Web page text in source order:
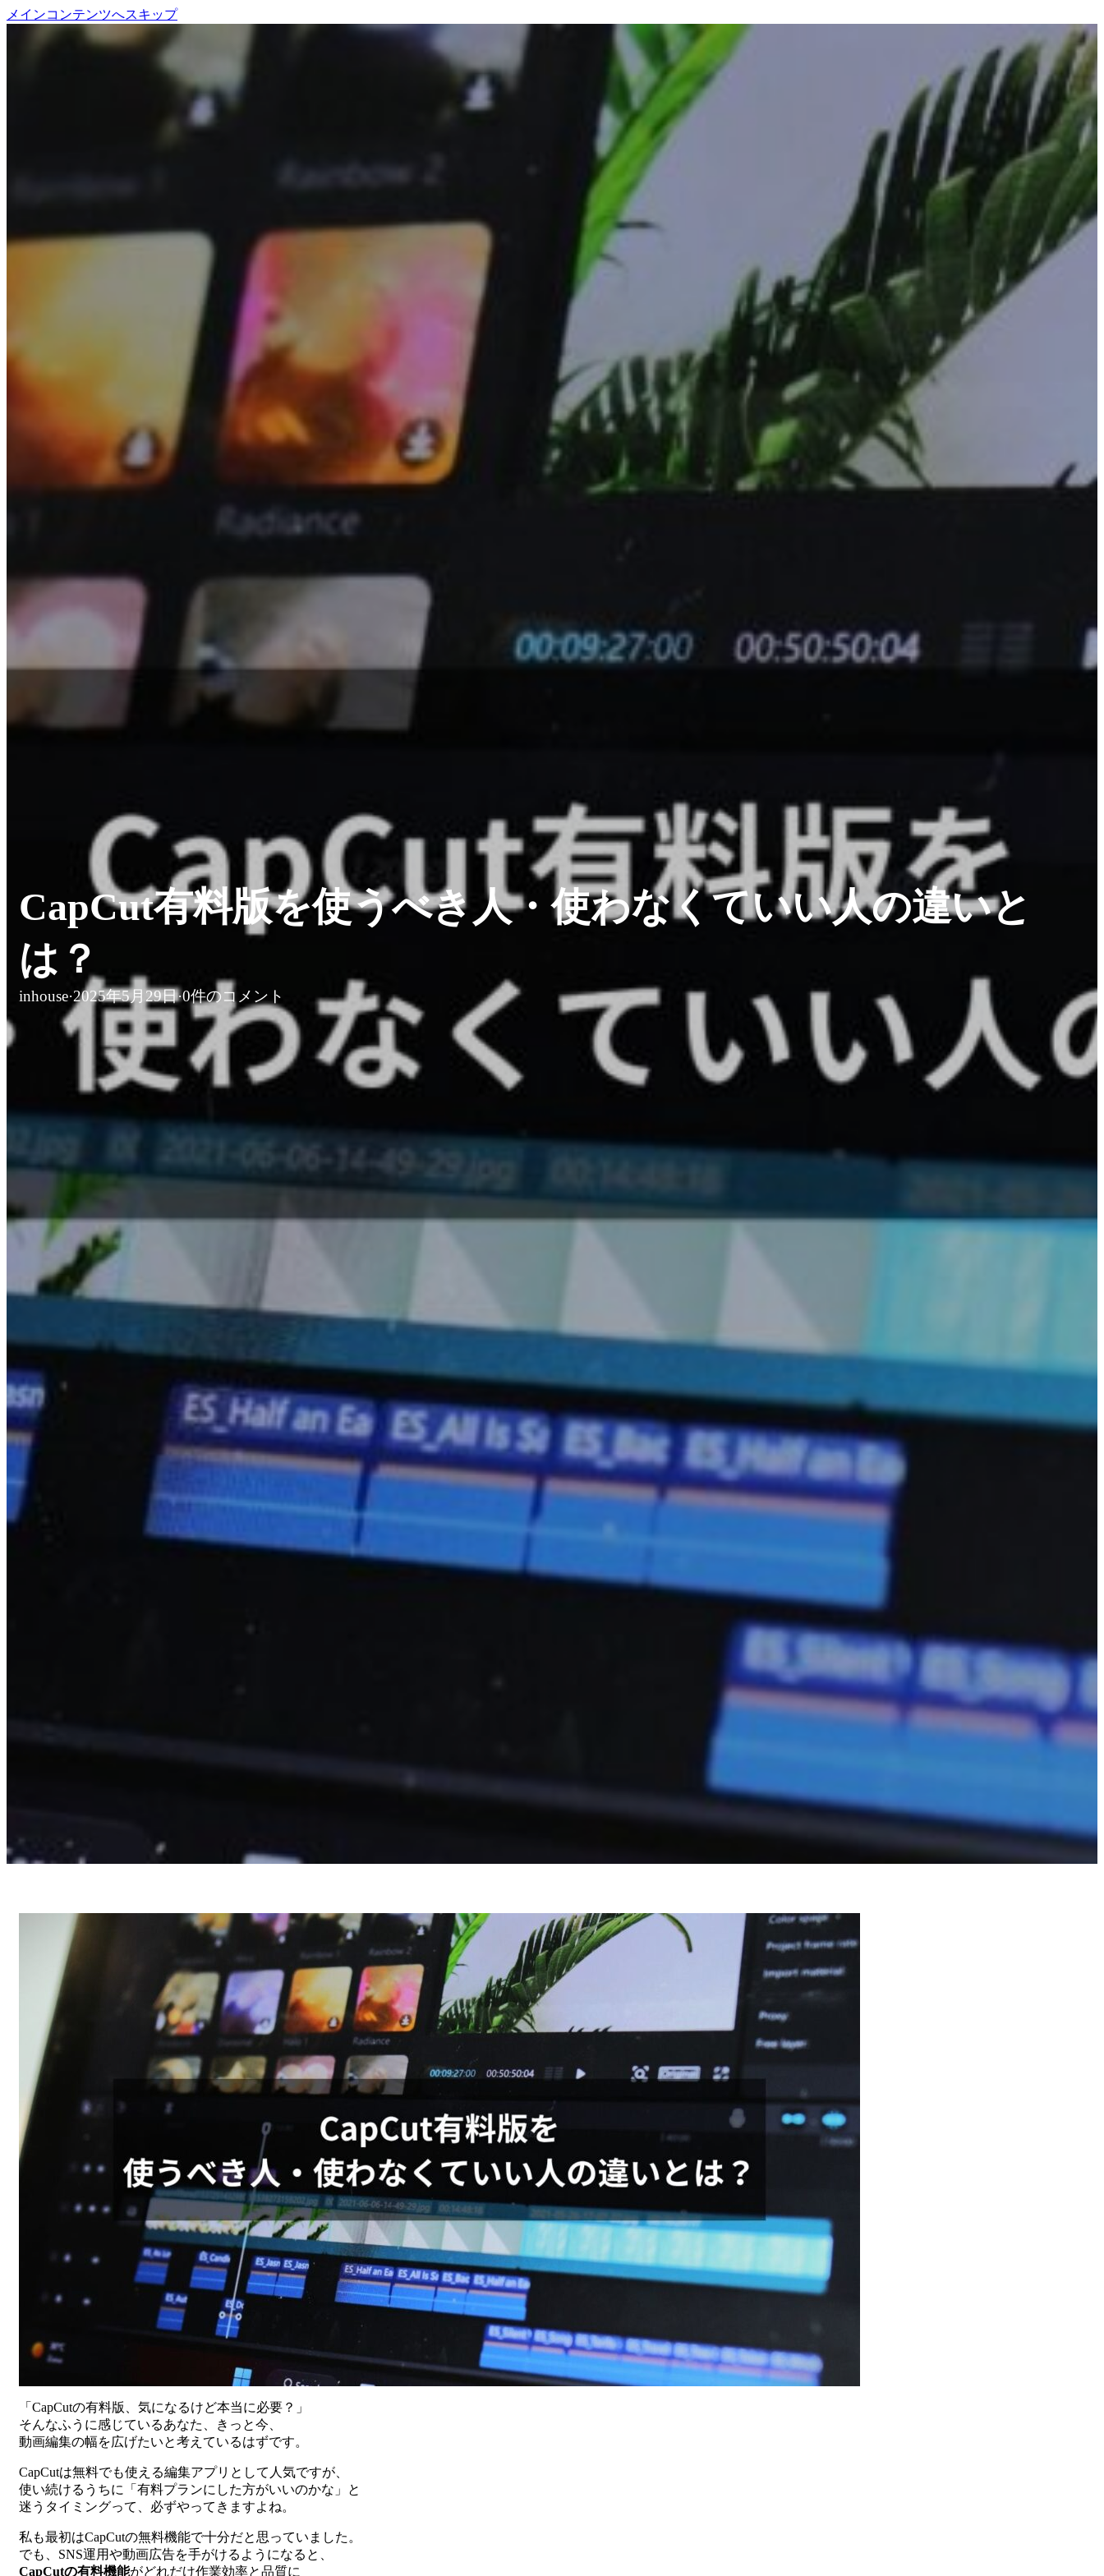
メインコンテンツへスキップ
CapCut有料版を使うべき人・使わなくていい人の違いと
は？
inhouse·2025年5月29日·0件のコメント
「CapCutの有料版、気になるけど本当に必要？」
そんなふうに感じているあなた、きっと今、
動画編集の幅を広げたいと考えているはずです。
CapCutは無料でも使える編集アプリとして人気ですが、
使い続けるうちに「有料プランにした方がいいのかな」と
迷うタイミングって、必ずやってきますよね。
私も最初はCapCutの無料機能で十分だと思っていました。
でも、SNS運用や動画広告を手がけるようになると、
CapCutの有料機能がどれだけ作業効率と品質に